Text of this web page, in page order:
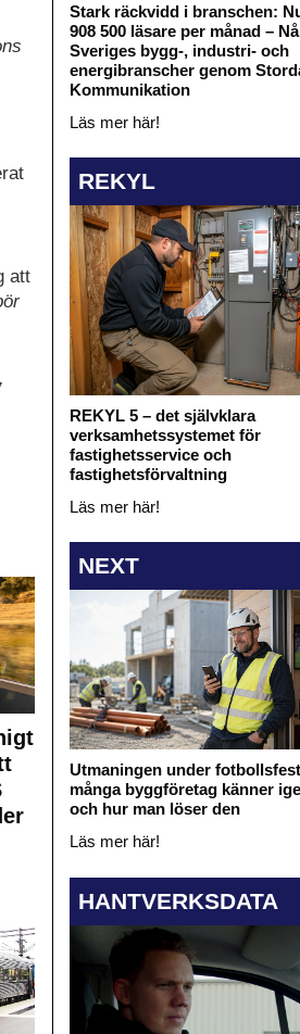
att
Stark räckvidd i branschen:
908 500 läsare per månad – Nå
Sveriges bygg-, industri- och
energibranscher genom
Kommunikation
Läs mer här!
REKYL
REKYL 5 – det självklara
verksamhetssystemet för
fastighetsservice och
fastighetsförvaltning
Läs mer här!
NEXT
Utmaningen under
många byggföretag känner
och hur man löser den
Läs mer här!
HANTVERKSDATA